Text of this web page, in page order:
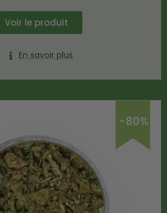
Voir le produit
En savoir plus
-80%